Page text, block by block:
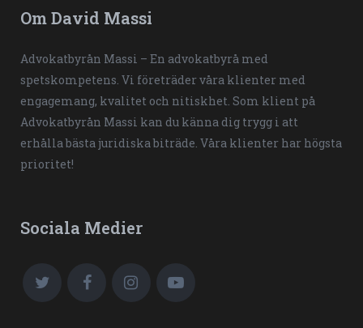
Om David Massi
Advokatbyrån Massi – En advokatbyrå med
spetskompetens. Vi företräder våra klienter med
engagemang, kvalitet och nitiskhet. Som klient på
Advokatbyrån Massi kan du känna dig trygg i att
erhålla bästa juridiska biträde. Våra klienter har högsta
prioritet!
Sociala Medier